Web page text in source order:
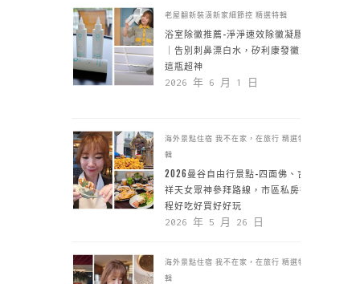
老屋翻新裝潢新家細節控 精選特輯
浴室除黴推薦-淨淨速效除黴凝膠
｜告別刺鼻漂白水，矽利康發黴靠
這瓶超神
2026 年 6 月 1 日
海外景點住宿 我不在家，在旅行 精選特
輯
2026曼谷自由行景點-四面佛、吉
祥天女眾神參拜路線，市區私房行
程好吃好買好好玩
2026 年 5 月 26 日
海外景點住宿 我不在家，在旅行 精選特
輯